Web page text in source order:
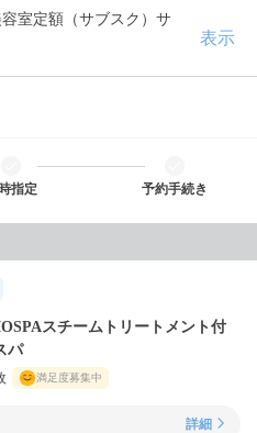
室定額（サブスク）サ
表示
指定 予約手続き
スチームトリートメント付
パ
満足度募集中
詳細